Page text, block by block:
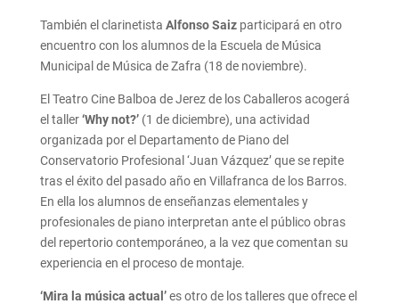
También el clarinetista Alfonso Saizparticipará en otro
encuentro con los alumnos de la Escuela de Música
Municipal de Música de Zafra (18 de noviembre).
El Teatro Cine Balboa de Jerez de los Caballeros acogerá
el taller‘Why not?’(1 de diciembre), una actividad
organizada por el Departamento de Piano del
Conservatorio Profesional ‘Juan Vázquez’ que se repite
tras el éxito del pasado año en Villafranca de los Barros.
En ella los alumnos de enseñanzas elementales y
profesionales de piano interpretan ante el público obras
del repertorio contemporáneo, a la vez que comentan su
experiencia en el proceso de montaje.
‘Mira la música actual’es otro de los talleres que ofrece el